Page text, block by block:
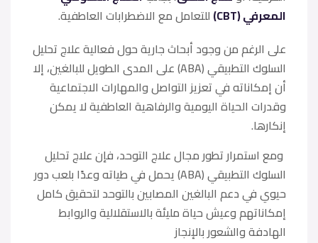
المعرفي (CBT)
للتعامل مع الاضطرابات العاطفية.
على الرغم من وجود أبحاث جارية حول فعالية علاج تحليل
السلوك التطبيقي (ABA) على المدى الطويل للبالغين، إلا
أن إمكاناته في تعزيز التواصل والمهارات الاجتماعية
وقدرات الحياة اليومية والرفاهية العاطفية لا يمكن
إنكارها.
ومع استمرار تطور مجال علاج التوحد، فإن علاج تحليل
السلوك التطبيقي (ABA) يحمل في طياته وعدًا بلعب دور
حيوي في دعم البالغين المصابين بالتوحد لتحقيق كامل
إمكاناتهم وعيش حياة مليئة بالاستقلالية والروابط
الهادفة والشعور بالإنجاز